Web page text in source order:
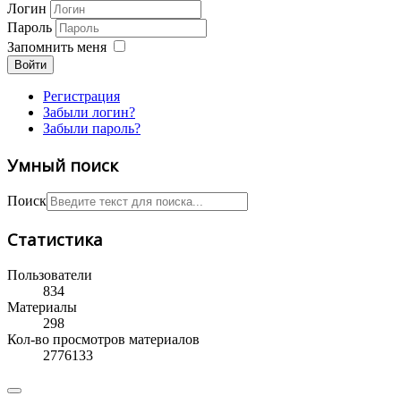
Логин
Пароль
Запомнить меня
Войти
Регистрация
Забыли логин?
Забыли пароль?
Умный поиск
Поиск
Статистика
Пользователи
834
Материалы
298
Кол-во просмотров материалов
2776133